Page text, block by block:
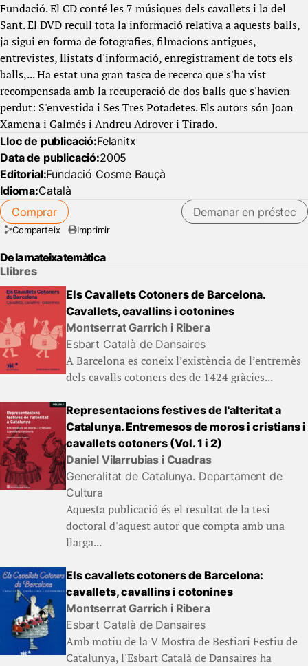
Fundació. El CD conté les 7 músiques dels cavallets i la del
Sant. El DVD recull tota la informació relativa a aquests balls,
ja sigui en forma de fotografies, filmacions antigues,
entrevistes, llistats d'informació, enregistrament de tots els
balls,... Ha estat una gran tasca de recerca que s'ha vist
recompensada amb la recuperació de dos balls que s'havien
perdut: S'envestida i Ses Tres Potadetes. Els autors són Joan
Xamena i Galmés i Andreu Adrover i Tirado.
Lloc de publicació:Felanitx
Data de publicació:2005
Editorial:Fundació Cosme Bauçà
Idioma:Català
Comprar
Demanar en préstec
Comparteix Imprimir
De la mateixa temàtica
Llibres
Els Cavallets Cotoners de Barcelona.
Cavallets, cavallins i cotonines
Montserrat Garrich i Ribera
Esbart Català de Dansaires
A Barcelona es coneix l’existència de l’entremès
dels cavalls cotoners des de 1424 gràcies...
Representacions festives de l'alteritat a
Catalunya. Entremesos de moros i cristians i
cavallets cotoners (Vol. 1 i 2)
Daniel Vilarrubias i Cuadras
Generalitat de Catalunya. Departament de
Cultura
Aquesta publicació és el resultat de la tesi
doctoral d'aquest autor que compta amb una
llarga...
Els cavallets cotoners de Barcelona:
cavallets, cavallins i cotonines
Montserrat Garrich i Ribera
Esbart Català de Dansaires
Amb motiu de la V Mostra de Bestiari Festiu de
Catalunya, l'Esbart Català de Dansaires ha